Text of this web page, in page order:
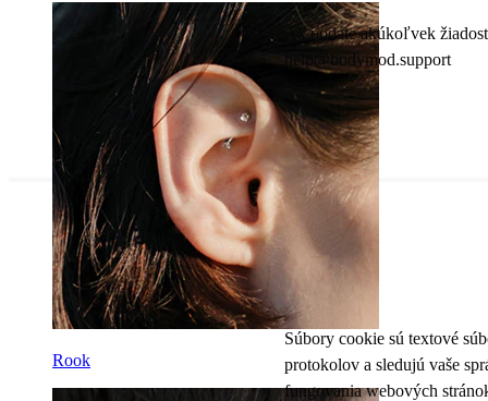
Rook
Ak podáte akúkoľvek
help@bodymod.support
Súbory cookie sú textové
protokolov a sledujú vaše
fungovania webových